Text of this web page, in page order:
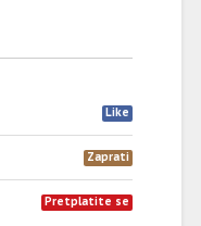
Like
Zaprati
Pretplatite se